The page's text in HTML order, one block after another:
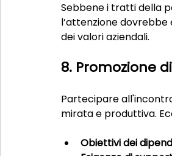
Sebbene i tratti della
l’attenzione
dei valori aziendali.
8. Promozione
Partecipare
mirata e produttiva.
Obiettivi dei